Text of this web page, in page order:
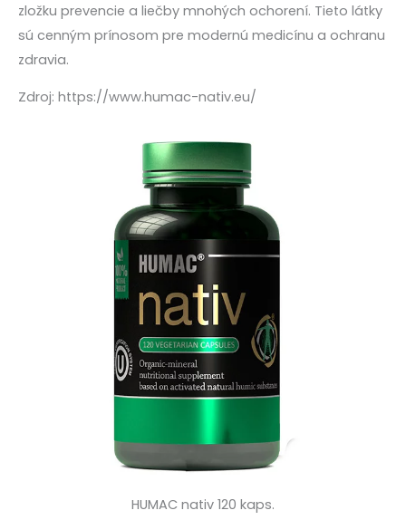
zložku prevencie a liečby mnohých ochorení. Tieto látky
sú cenným prínosom pre modernú medicínu a ochranu
zdravia.
Zdroj: https://www.humac-nativ.eu/
HUMAC nativ 120 kaps.